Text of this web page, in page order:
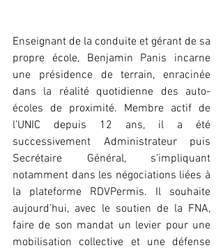
Enseignant de la conduite et gérant de sa
propre école, Benjamin Panis incarne
une présidence de terrain, enracinée
dans la réalité quotidienne des auto-
écoles de proximité. Membre actif de
l’UNIC depuis 12 ans, il a été
successivement Administrateur puis
Secrétaire Général, s’impliquant
notamment dans les négociations liées à
la plateforme RDVPermis. Il souhaite
aujourd’hui, avec le soutien de la FNA,
faire de son mandat un levier pour une
mobilisation collective et une défense